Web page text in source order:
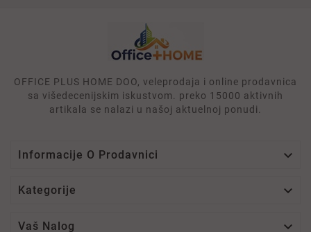
OFFICE PLUS HOME DOO, veleprodaja i online prodavnica
sa višedecenijskim iskustvom. preko 15000 aktivnih
artikala se nalazi u našoj aktuelnoj ponudi.
Informacije O Prodavnici 
Kategorije 
Vaš Nalog 